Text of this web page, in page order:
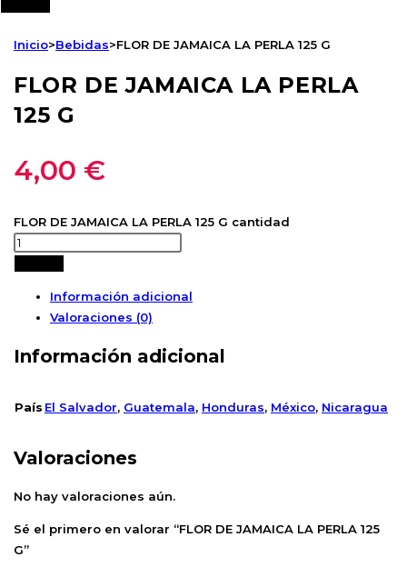
Inicio>Bebidas>FLOR DE JAMAICA LA PERLA 125 G
FLOR DE JAMAICA LA PERLA
125 G
4,00 €
FLOR DE JAMAICA LA PERLA 125 G cantidad
Información adicional
Valoraciones (0)
Información adicional
País El Salvador, Guatemala, Honduras, México, Nicaragua
Valoraciones
No hay valoraciones aún.
Sé el primero en valorar “FLOR DE JAMAICA LA PERLA 125
G”